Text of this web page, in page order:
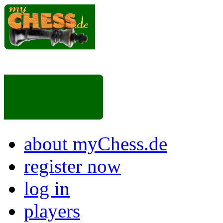
about myChess.de
register now
log in
players